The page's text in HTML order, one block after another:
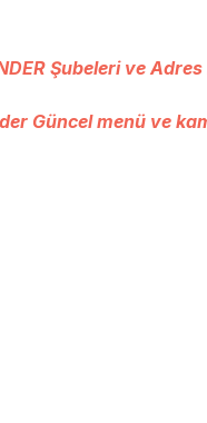
Şubeleri ve Adres
Güncel menü ve